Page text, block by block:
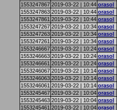
1553247867 2019-03-22 | 10:44 orasol
1553247863 2019-03-22 | 10:44 orasol
1553247861 2019-03-22 | 10:44 orasol
1553247267 2019-03-22 | 10:34 orasol
1553247263 2019-03-22 | 10:34 orasol
1553247261 2019-03-22 | 10:34 orasol
1553246667 2019-03-22 | 10:24 orasol
1553246663 2019-03-22 | 10:24 orasol
1553246661 2019-03-22 | 10:24 orasol
1553246067 2019-03-22 | 10:14 orasol
1553246063 2019-03-22 | 10:14 orasol
1553246061 2019-03-22 | 10:14 orasol
1553245467 2019-03-22 | 10:04 orasol
1553245463 2019-03-22 | 10:04 orasol
1553245461 2019-03-22 | 10:04 orasol